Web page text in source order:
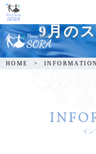
9月の
HOME
イン